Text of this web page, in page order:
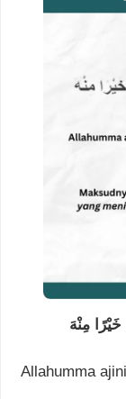
مِنْهَ
Allahumma